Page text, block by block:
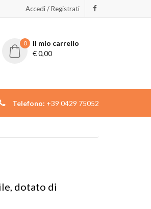
Accedi / Registrati
0
Il mio carrello
€0,00
Telefono: +39 0429 75052
dotato di